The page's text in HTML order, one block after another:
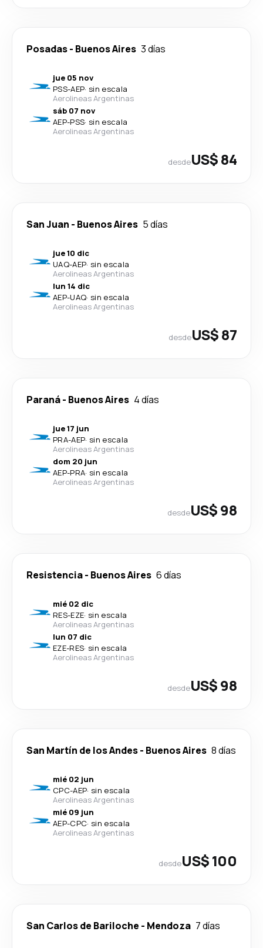
Posadas- Buenos Aires 3 días
jue 05 nov
PSS-AEP· sin escala
Aerolineas Argentinas
sáb 07 nov
AEP-PSS· sin escala
Aerolineas Argentinas
desdeUS$ 84
San Juan - Buenos Aires 5 días
jue 10 dic
UAQ-AEP· sin escala
Aerolineas Argentinas
lun 14 dic
AEP-UAQ· sin escala
Aerolineas Argentinas
desdeUS$ 87
Paraná- Buenos Aires 4 días
jue 17 jun
PRA-AEP· sin escala
Aerolineas Argentinas
dom 20 jun
AEP-PRA· sin escala
Aerolineas Argentinas
desdeUS$ 98
Resistencia- Buenos Aires 6 días
mié 02 dic
RES-EZE· sin escala
Aerolineas Argentinas
lun 07 dic
EZE-RES· sin escala
Aerolineas Argentinas
desdeUS$ 98
San Martín de los Andes- Buenos Aires 8 días
mié 02 jun
CPC-AEP· sin escala
Aerolineas Argentinas
mié 09 jun
AEP-CPC· sin escala
Aerolineas Argentinas
desdeUS$ 100
San Carlos de Bariloche - Mendoza 7 días